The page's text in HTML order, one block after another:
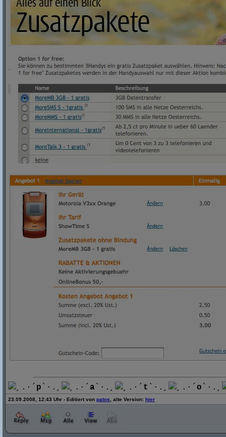
¸.·´ p `·.¸ ¸.·´ a `·.¸ ¸.·´ t `·.¸ ¸.·´ o `·.¸
23.09.2008, 12:43 Uhr - Editiert von patos , alte Version: hier